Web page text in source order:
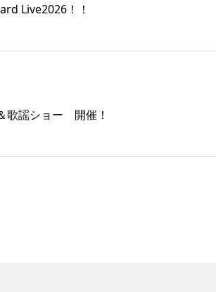
Live2026！！
謡ショー 開催！